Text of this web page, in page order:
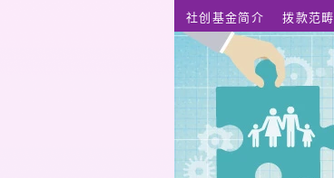
社创基金简介 拨款范畴